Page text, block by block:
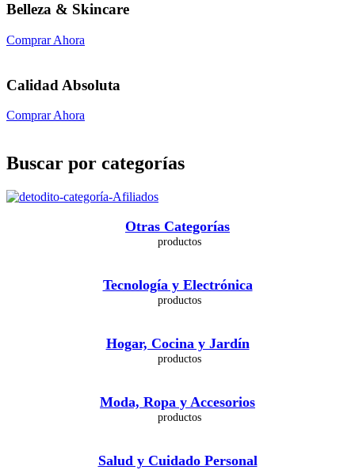
Belleza & Skincare
Comprar Ahora
Calidad Absoluta
Comprar Ahora
Buscar por categorías
Otras Categorías
Tecnología y Electrónica
Hogar, Cocina y Jardín
Moda, Ropa y Accesorios
Salud y Cuidado Personal